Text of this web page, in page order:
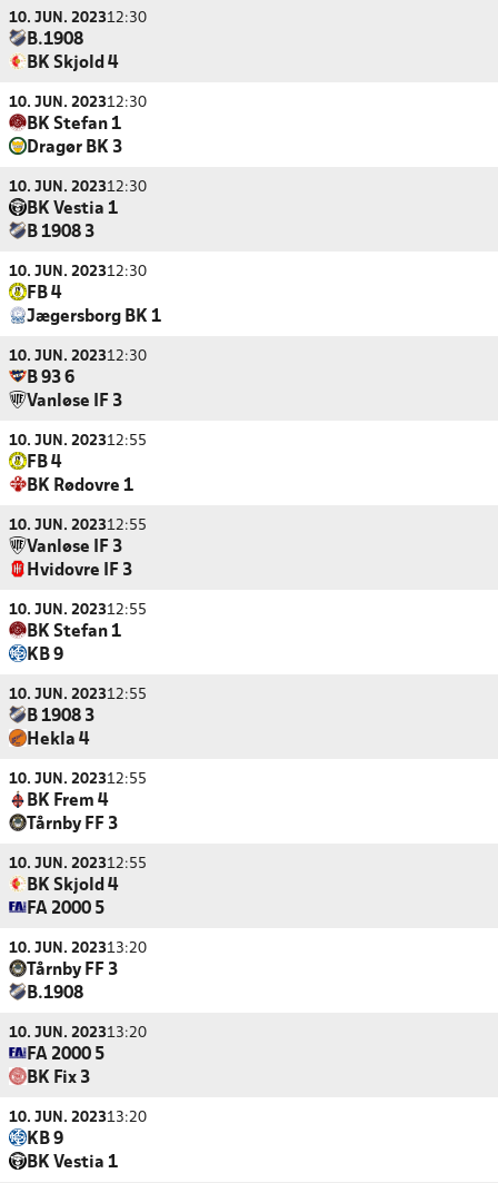
10. JUN. 202312:30
B.1908
BK Skjold 4
10. JUN. 202312:30
BK Stefan 1
Dragør BK 3
10. JUN. 202312:30
BK Vestia 1
B 1908 3
10. JUN. 202312:30
FB 4
Jægersborg BK 1
10. JUN. 202312:30
B 93 6
Vanløse IF 3
10. JUN. 202312:55
FB 4
BK Rødovre 1
10. JUN. 202312:55
Vanløse IF 3
Hvidovre IF 3
10. JUN. 202312:55
BK Stefan 1
KB 9
10. JUN. 202312:55
B 1908 3
Hekla 4
10. JUN. 202312:55
BK Frem 4
Tårnby FF 3
10. JUN. 202312:55
BK Skjold 4
FA 2000 5
10. JUN. 202313:20
Tårnby FF 3
B.1908
10. JUN. 202313:20
FA 2000 5
BK Fix 3
10. JUN. 202313:20
KB 9
BK Vestia 1